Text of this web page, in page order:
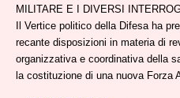
MILITARE E I DIVERSI
Il Vertice politico della Difesa ha
recante disposizioni in materia di
organizzativa e coordinativa della
la costituzione di una nuova Forza